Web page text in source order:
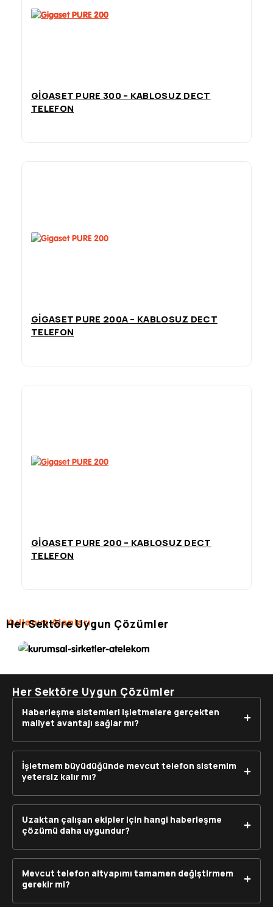
GIGASET PURE 300 – KABLOSUZ DECT
TELEFON
GIGASET PURE 200A – KABLOSUZ DECT
TELEFON
GIGASET PURE 200 – KABLOSUZ DECT
TELEFON
Kullanım Alanları
Her Sektöre Uygun Çözümler
Kurumsal Şirketler
Her Sektöre Uygun Çözümler
Haberleşme sistemleri işletmelere gerçekten
maliyet avantajı sağlar mı?
İşletmem büyüdüğünde mevcut telefon sistemim
yetersiz kalır mı?
Uzaktan çalışan ekipler için hangi haberleşme
çözümü daha uygundur?
Mevcut telefon altyapımı tamamen değiştirmem
gerekir mi?